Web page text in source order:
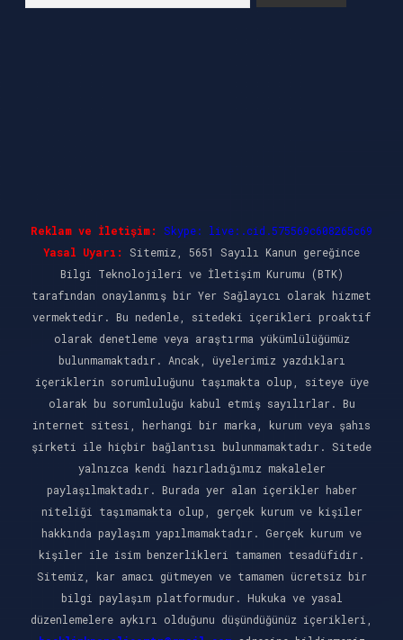
Reklam ve İletişim:
Skype: live:.cid.575569c608265c69
Yasal Uyarı:
Sitemiz, 5651 Sayılı Kanun gereğince
Bilgi Teknolojileri ve İletişim Kurumu (BTK)
tarafından onaylanmış bir Yer Sağlayıcı olarak hizmet
vermektedir. Bu nedenle, sitedeki içerikleri proaktif
olarak denetleme veya araştırma yükümlülüğümüz
bulunmamaktadır. Ancak, üyelerimiz yazdıkları
içeriklerin sorumluluğunu taşımakta olup, siteye üye
olarak bu sorumluluğu kabul etmiş sayılırlar. Bu
internet sitesi, herhangi bir marka, kurum veya şahıs
şirketi ile hiçbir bağlantısı bulunmamaktadır. Sitede
yalnızca kendi hazırladığımız makaleler
paylaşılmaktadır. Burada yer alan içerikler haber
niteliği taşımamakta olup, gerçek kurum ve kişiler
hakkında paylaşım yapılmamaktadır. Gerçek kurum ve
kişiler ile isim benzerlikleri tamamen tesadüfidir.
Sitemiz, kar amacı gütmeyen ve tamamen ücretsiz bir
bilgi paylaşım platformudur. Hukuka ve yasal
düzenlemelere aykırı olduğunu düşündüğünüz içerikleri,